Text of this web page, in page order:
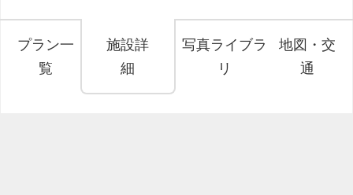
プラン一
覧
施設詳
細
写真ライブラ
リ
地図・交
通